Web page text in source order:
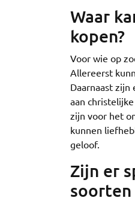
Waar
kopen?
Voor wie op
Allereerst
Daarnaast
aan
zijn voor het
kunnen
geloof.
Zijn er
soorten